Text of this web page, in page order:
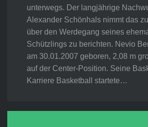
unterwegs. Der langjährige
Alexander Schönhals nimmt das
über den Werdegang seines
Schützlings zu berichten. Nevio
am 30.01.2007 geboren, 2,08 m
auf der Center-Position. Seine
Karriere Basketball startete…